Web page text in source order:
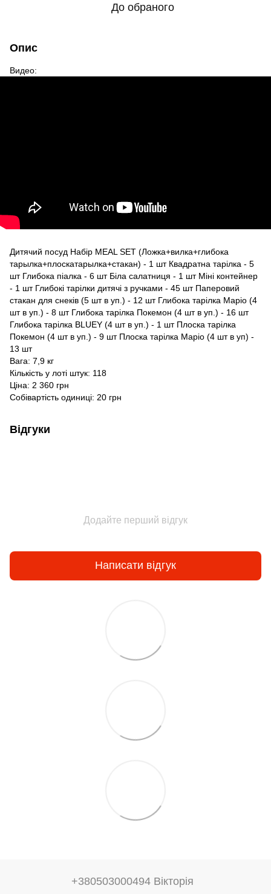
До обраного
Опис
Видео:
Дитячий посуд Набір MEAL SET (Ложка+вилка+глибока
тарылка+плоскатарылка+стакан) - 1 шт Квадратна тарілка - 5
шт Глибока піалка - 6 шт Біла салатниця - 1 шт Міні контейнер
- 1 шт Глибокі тарілки дитячі з ручками - 45 шт Паперовий
стакан для снеків (5 шт в уп.) - 12 шт Глибока тарілка Маріо (4
шт в уп.) - 8 шт Глибока тарілка Покемон (4 шт в уп.) - 16 шт
Глибока тарілка BLUEY (4 шт в уп.) - 1 шт Плоска тарілка
Покемон (4 шт в уп.) - 9 шт Плоска тарілка Маріо (4 шт в уп) -
13 шт
Вага: 7,9 кг
Кількість у лоті штук: 118
Ціна: 2 360 грн
Собівартість одиниці: 20 грн
Відгуки
Додайте перший відгук
Написати відгук
+380503000494 Вікторія